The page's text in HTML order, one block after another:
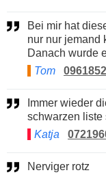
Bei mir hat diese Nummer am Handy angerufen. Es war
nur nur jemand
Danach wurde
Tom
schwarzen liste
Katja
Nerviger rotz